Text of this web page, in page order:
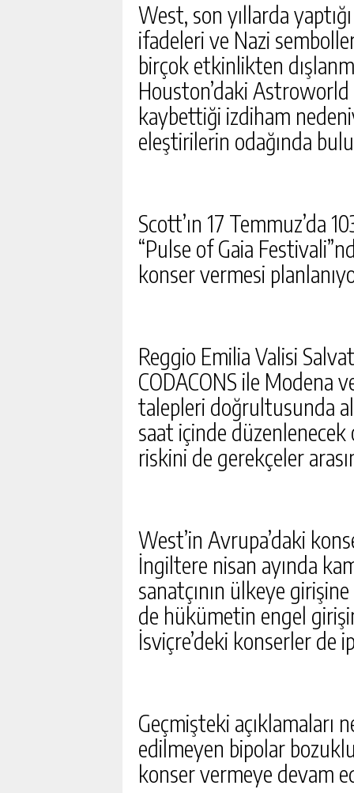
West, son yıllarda
ifadeleri ve Nazi
birçok etkinlikten
Houston’daki Astroworld
kaybettiği izdiham
eleştirilerin odağında
Scott’ın 17 Temmuz’da
“Pulse of Gaia
konser vermesi
Reggio Emilia Valisi
CODACONS ile Modena
talepleri doğrultusunda
saat içinde
riskini de gerekçeler
West’in Avrupa’daki
İngiltere nisan ayında
sanatçının ülkeye
de hükümetin engel
İsviçre’deki konserler de
Geçmişteki açıklamaları
edilmeyen bipolar
konser vermeye devam
GÜNLÜK HABER